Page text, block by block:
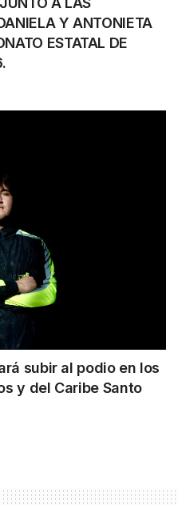
Y ANTONIETA
ESTATAL DE
subir al podio en los
y del Caribe Santo